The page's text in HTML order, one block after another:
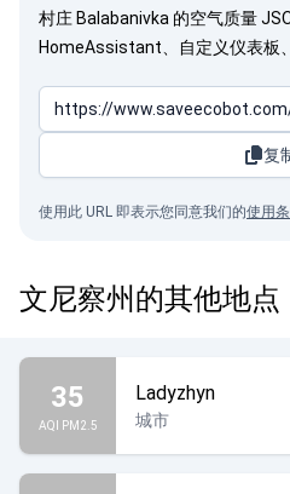
村庄 Balabanivka 的空气质量
HomeAssistant、自定义仪表板
复
使用此 URL 即表示您同意我们的使用
文尼察州的其他地点
35
AQI PM2.5
Ladyzhyn
城市